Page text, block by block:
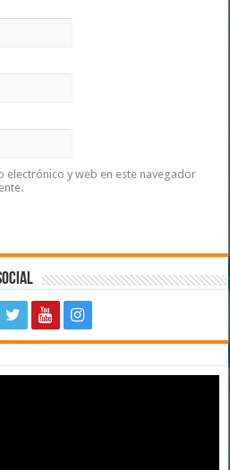
electrónico y web en este navegador